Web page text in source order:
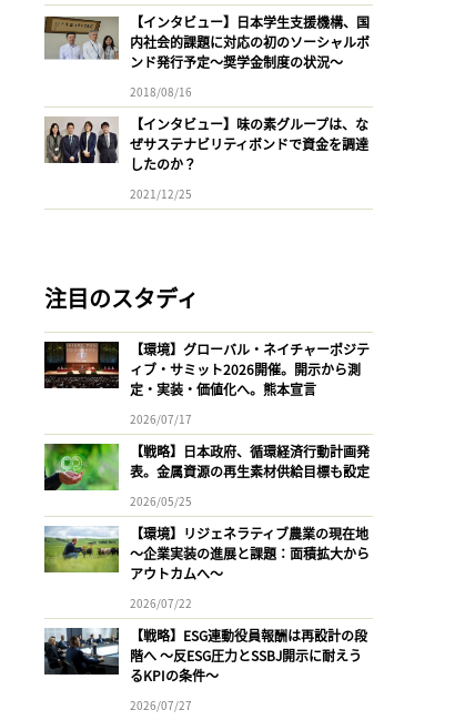
【インタビュー】日本学生支援機構、国
内社会的課題に対応の初のソーシャルボ
ンド発行予定〜奨学金制度の状況〜
2018/08/16
【インタビュー】味の素グループは、な
ぜサステナビリティボンドで資金を調達
したのか？
2021/12/25
注目のスタディ
【環境】グローバル・ネイチャーポジテ
ィブ・サミット2026開催。開示から測
定・実装・価値化へ。熊本宣言
2026/07/17
【戦略】日本政府、循環経済行動計画発
表。金属資源の再生素材供給目標も設定
2026/05/25
【環境】リジェネラティブ農業の現在地
〜企業実装の進展と課題：面積拡大から
アウトカムへ〜
2026/07/22
【戦略】ESG連動役員報酬は再設計の段
階へ 〜反ESG圧力とSSBJ開示に耐えう
るKPIの条件〜
2026/07/27